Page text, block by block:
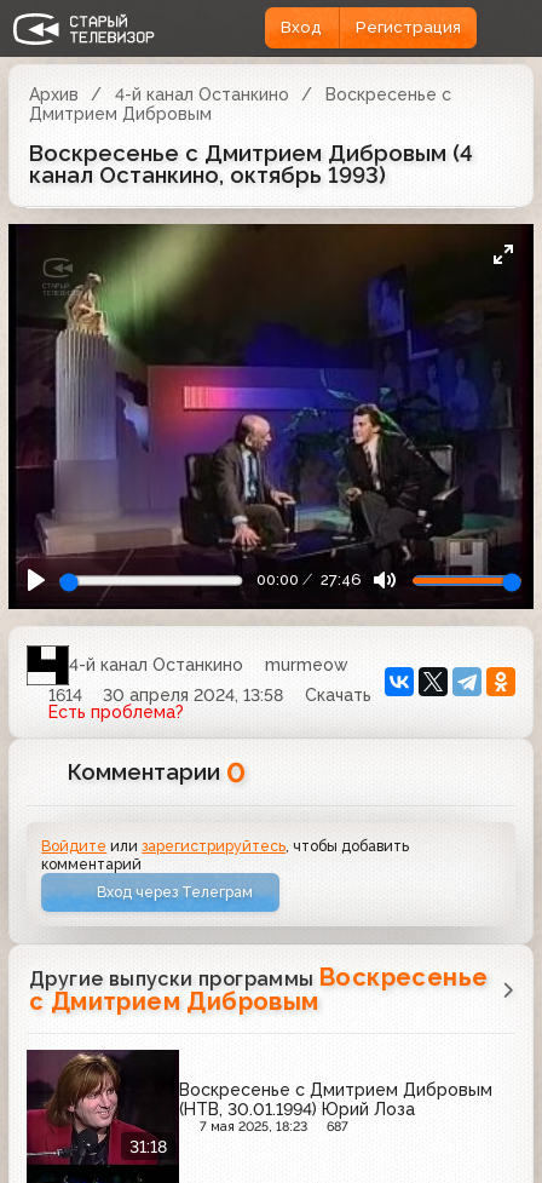
Вход Регистрация
Архив 4-й канал Останкино
Воскресенье с
Дмитрием Дибровым
Воскресенье с Дмитрием Дибровым (4
канал Останкино, октябрь 1993)
00:00 27:46
4-й канал Останкино
murmeow
1614
30 апреля 2024, 13:58
Скачать
Есть проблема?
Комментарии 0
Войдите илизарегистрируйтесь , чтобы добавить
комментарий
Вход через Телеграм
Другие выпуски программы Воскресенье
с Дмитрием Дибровым
31:18
Воскресенье с Дмитрием Дибровым
(НТВ, 30.01.1994) Юрий Лоза
7 мая 2025, 18:23 687